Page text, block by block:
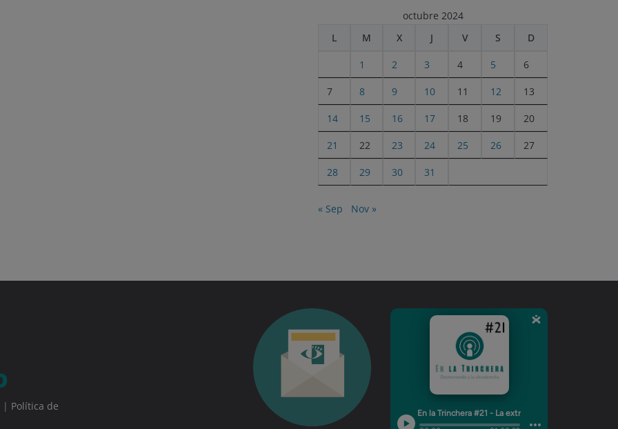
octubre 2024
L
M X J V S D
1 2 3 4 5 6
7 8 9 10 11 12 13
14 15 16 17 18 19 20
21 22 23 24 25 26 27
28 29 30 31
« Sep Nov »
| Política de